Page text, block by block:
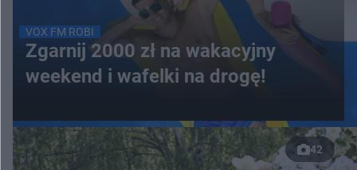
VOX FM ROBI
Zgarnij 2000 zł na wakacyjny
weekend i wafelki na drogę!
42